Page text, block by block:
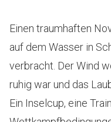
Einen traumhaften
auf dem Wasser in
verbracht. Der Wind
ruhig war und das
Ein Inselcup, eine